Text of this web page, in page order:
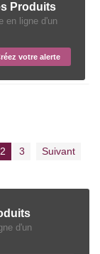
Produits
en ligne d'un
votre alerte
2 3 Suivant
d'un